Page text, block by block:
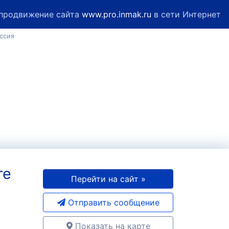
сайта www.pro.inmak.ru в сети Интернет
Перейти на сайт »
Отправить сообщение
Показать на карте